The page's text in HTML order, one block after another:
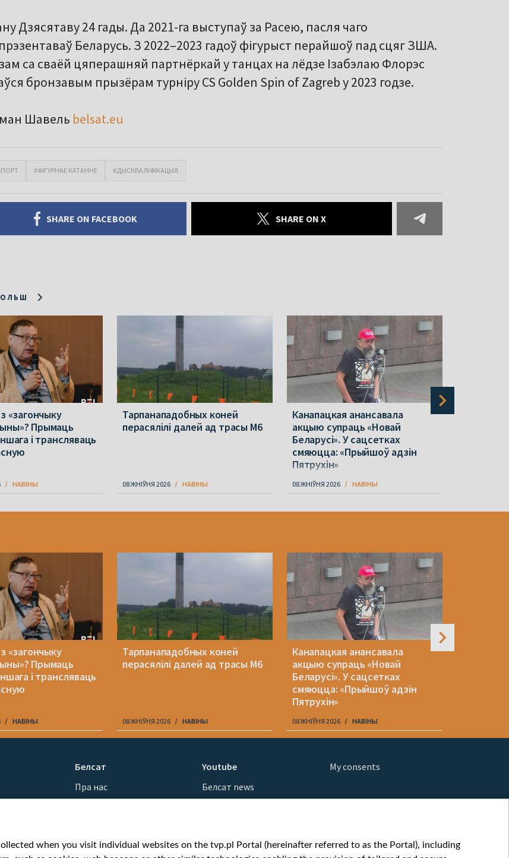
Дзясятаву 24 гады. Да 2021-га выступаў за Расею, пасля чаго
Беларусь. З 2022–2023 гадоў фігурыст перайшоў пад сцяг ЗША.
са сваёй цяперашняй партнёркай у танцах на лёдзе Ізабэлаю Флорэс
бронзавым прызёрам турніру CS Golden Spin of Zagreb у 2023 годзе.
Шавель belsat.eu
#ФІГУРНАЕ КАТАННЕ #ДЫСКВАЛІФІКАЦЫЯ
SHARE ON FACEBOOK SHARE ON X
«загончыку
Прымаць
і трансляваць
НАВІНЫ
Тарпанападобных коней
перасялілі далей ад трасы М6
08 ЖНІЎНЯ 2026 НАВІНЫ
Канапацкая анансавала
акцыю супраць «Новай
Беларусі». У сацсетках
смяюцца: «Прыйшоў адзін
Пятрухін»
08 ЖНІЎНЯ 2026 НАВІНЫ
«загончыку
Прымаць
і трансляваць
НАВІНЫ
Тарпанападобных коней
перасялілі далей ад трасы М6
08 ЖНІЎНЯ 2026 НАВІНЫ
Канапацкая анансавала
акцыю супраць «Новай
Беларусі». У сацсетках
смяюцца: «Прыйшоў адзін
Пятрухін»
08 ЖНІЎНЯ 2026 НАВІНЫ
Белсат
Пра нас
Кантакты
Як нас глядзець
Youtube
Белсат news
Белсат Shorts
Belsat English
My consents
when you visit individual websites on the tvp.pl Portal (hereinafter referred to as the Portal), including